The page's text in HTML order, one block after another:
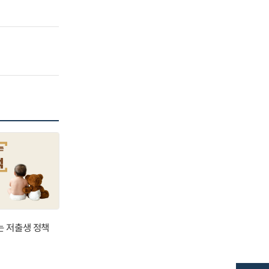
저출생 정책